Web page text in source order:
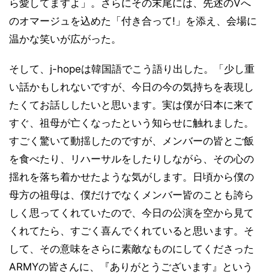
ら愛してますよ」。さらにその末尾には、先述のVへ
のオマージュを込めた「付き合って!」を添え、会場に
温かな笑いが広がった。
そして、j-hopeは韓国語でこう語り出した。「少し重
い話かもしれないですが、今日の今の気持ちを表現し
たくてお話ししたいと思います。実は僕が日本に来て
すぐ、祖母が亡くなったという知らせに触れました。
すごく驚いて動揺したのですが、メンバーの皆とご飯
を食べたり、リハーサルをしたりしながら、その心の
揺れを落ち着かせたような気がします。日頃から僕の
母方の祖母は、僕だけでなくメンバー皆のことも誇ら
しく思ってくれていたので、今日の公演を空から見て
くれてたら、すごく喜んでくれていると思います。そ
して、その意味をさらに素敵なものにしてくださった
ARMYの皆さんに、『ありがとうございます』という